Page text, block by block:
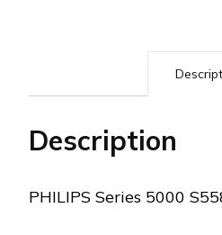
Description
PHILIPS Series 5000